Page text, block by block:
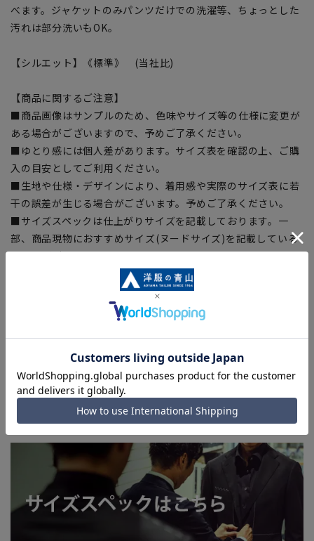
べます。ジャケットのみパンツだけでの洗濯等、ちょっとした
汚れは部分洗いもOK。
【シルエット】《標準》 (当社比)
【商品に関するご注意】
■商品画像はサンプルのため、色味やサイズ等の仕様に変更が
ある場合がございますので、予めご了承ください。
■ゆとり感には個人差があります。サイズ表を確認の上、ご購
入の目安としてご利用ください。
■生地や仕様・デザインにより、着用感や実際のサイズ表に若
干の誤差が生じる場合がございます。予めご了承ください。
■サイズスペックは仕上がりサイズを記載しております。一
部、商品現物におすすめサイズ(ヌードサイズ)を記載している
商品もございます。
■ブラウザやお使いのモニター環境、また撮影時の室内外の光
加減により、実際の商品と掲載画像の色味が異なる場合がござ
■店舗や各モールサイトと商品在庫を共有しております関係
上、ご注文いただいたタイミングにより欠品が発生し、ご注文
を完了できない場合がございます。予めご了承ください。
■お急ぎ発送のご注文につきましても、ご注文のタイミングに
よってはお急ぎ発送サービスを選択できない場合がございま